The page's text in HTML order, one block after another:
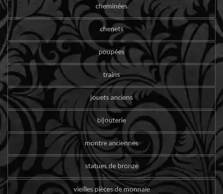
cheminées
chenets
poupées
trains
jouets anciens
bijouterie
montre anciennes
statues de bronze
vieilles pièces de monnaie